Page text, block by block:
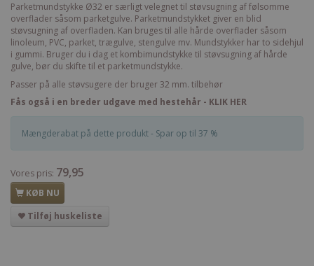
Parketmundstykke Ø32 er særligt velegnet til støvsugning af følsomme
overflader såsom parketgulve. Parketmundstykket giver en blid
støvsugning af overfladen. Kan bruges til alle hårde overflader såsom
linoleum, PVC, parket, trægulve, stengulve mv. Mundstykker har to sidehjul
i gummi. Bruger du i dag et kombimundstykke til støvsugning af hårde
gulve, bør du skifte til et parketmundstykke.
Passer på alle støvsugere der bruger 32 mm. tilbehør
Fås også i en breder udgave med hestehår - KLIK HER
Mængderabat på dette produkt - Spar op til 37 %
Vores pris: 79,95
KØB NU
Tilføj huskeliste